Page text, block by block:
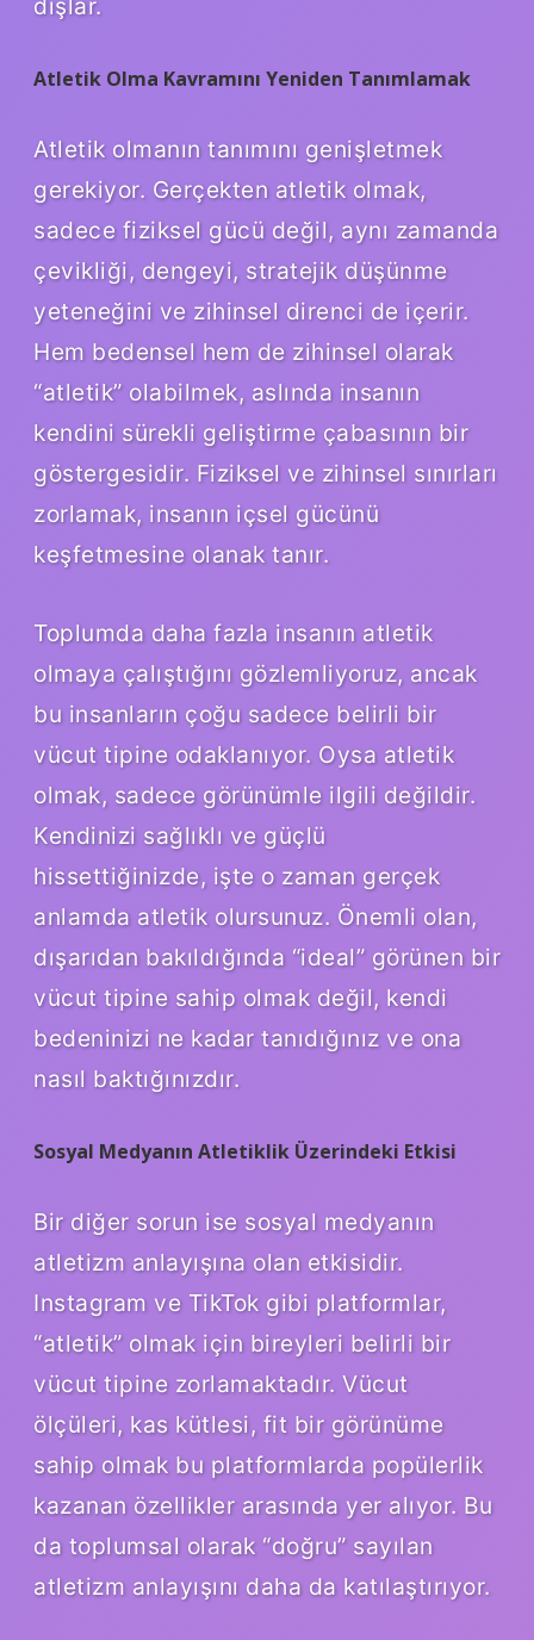
dışlar.
Atletik Olma Kavramını Yeniden Tanımlamak
Atletik olmanın tanımını genişletmek
gerekiyor. Gerçekten atletik olmak,
sadece fiziksel gücü değil, aynı zamanda
çevikliği, dengeyi, stratejik düşünme
yeteneğini ve zihinsel direnci de içerir.
Hem bedensel hem de zihinsel olarak
“atletik” olabilmek, aslında insanın
kendini sürekli geliştirme çabasının bir
göstergesidir. Fiziksel ve zihinsel sınırları
zorlamak, insanın içsel gücünü
keşfetmesine olanak tanır.
Toplumda daha fazla insanın atletik
olmaya çalıştığını gözlemliyoruz, ancak
bu insanların çoğu sadece belirli bir
vücut tipine odaklanıyor. Oysa atletik
olmak, sadece görünümle ilgili değildir.
Kendinizi sağlıklı ve güçlü
hissettiğinizde, işte o zaman gerçek
anlamda atletik olursunuz. Önemli olan,
dışarıdan bakıldığında “ideal” görünen bir
vücut tipine sahip olmak değil, kendi
bedeninizi ne kadar tanıdığınız ve ona
nasıl baktığınızdır.
Sosyal Medyanın Atletiklik Üzerindeki Etkisi
Bir diğer sorun ise sosyal medyanın
atletizm anlayışına olan etkisidir.
Instagram ve TikTok gibi platformlar,
“atletik” olmak için bireyleri belirli bir
vücut tipine zorlamaktadır. Vücut
ölçüleri, kas kütlesi, fit bir görünüme
sahip olmak bu platformlarda popülerlik
kazanan özellikler arasında yer alıyor. Bu
da toplumsal olarak “doğru” sayılan
atletizm anlayışını daha da katılaştırıyor.